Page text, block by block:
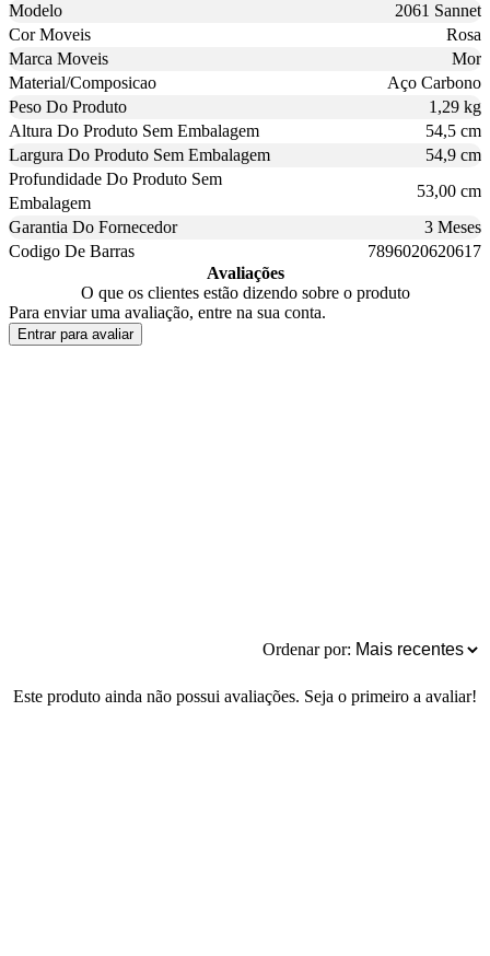
Modelo
2061 Sannet
Cor Moveis
Rosa
Marca Moveis
Mor
Material/Composicao
Aço Carbono
Peso Do Produto
1,29 kg
Altura Do Produto Sem Embalagem
54,5 cm
Largura Do Produto Sem Embalagem
54,9 cm
Profundidade Do Produto Sem
Embalagem
53,00 cm
Garantia Do Fornecedor
3 Meses
Codigo De Barras
7896020620617
Avaliações
O que os clientes estão dizendo sobre o produto
Para enviar uma avaliação, entre na sua conta.
Entrar para avaliar
Ordenar por:
Este produto ainda não possui avaliações. Seja o primeiro a avaliar!